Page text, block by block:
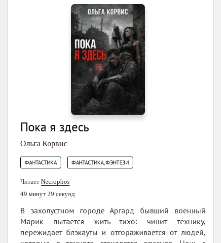
Пока я здесь
Ольга Корвис
ФАНТАСТИКА ФАНТАСТИКА, ФЭНТЕЗИ
Читает Necrophos
49 минут 29 секунд
В захолустном городе Аргард бывший военный
Марик пытается жить тихо: чинит технику,
пережидает блэкауты и отгораживается от людей,